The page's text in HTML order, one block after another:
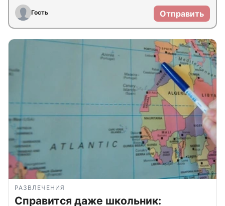
Гость Отправить
РАЗВЛЕЧЕНИЯ
Справится даже школьник: